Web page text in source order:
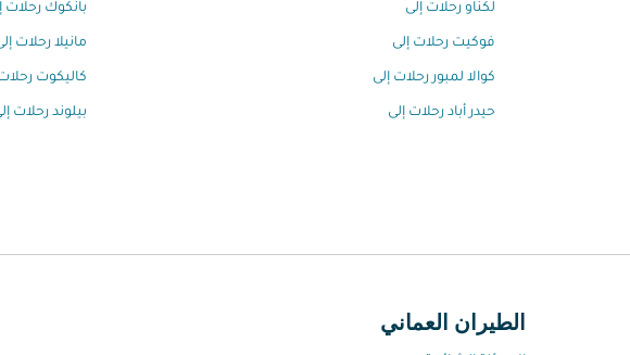
لكناو رحلات إلى بانكوك رحلات
فوكيت رحلات إلى مانيلا رحلات
كوالا لمبور رحلات إلى كاليكوت
حيدر أباد رحلات إلى بيلوند رحلات
الطيران العماني